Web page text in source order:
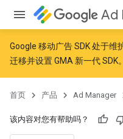
Ad
Google 移动广告 SDK 处于
迁移并设置 GMA 新一代 SDK。
首页 产品 Ad Manager
该内容对您有帮助吗？